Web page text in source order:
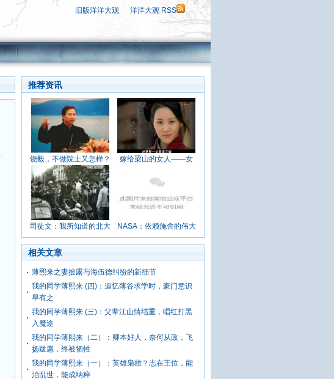
旧版洋洋大观 洋洋大观 RSS
推荐资讯
饶毅，不做院士又怎样？ 嫁给梁山的女人——女
司徒文：我所知道的北大 NASA：依赖施舍的伟大
相关文章
薄熙来之妻披露与海伍德纠纷的新细节
我的同学薄熙来 (四)：追忆薄谷求学时，豪门意识
早有之
我的同学薄熙来 (三)：父辈江山情结重，唱红打黑
入魔途
我的同学薄熙来（二）：卿本好人，奈何从政，飞
扬跋扈，终被牺牲
我的同学薄熙来（一）：英雄枭雄？志在王位，能
治乱世，能成纳粹